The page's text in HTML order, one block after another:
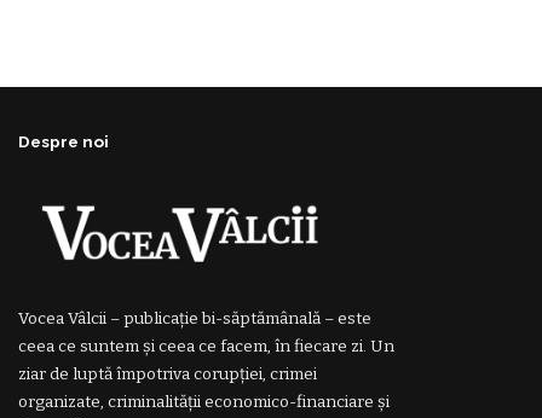
Despre noi
Vocea Vâlcii – publicație bi-săptămânală – este
ceea ce suntem și ceea ce facem, în fiecare zi. Un
ziar de luptă împotriva corupției, crimei
organizate, criminalității economico-financiare și